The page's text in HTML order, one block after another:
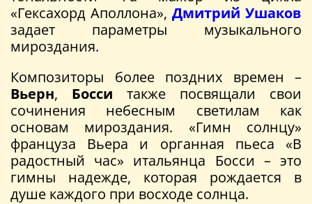
«Гексахорд Аполлона», Дмитрий Ушаков
задает параметры музыкального
мироздания.
Композиторы более поздних времен –
Вьерн, Босси также посвящали свои
сочинения небесным светилам как
основам мироздания. «Гимн солнцу»
француза Вьера и органная пьеса «В
радостный час» итальянца Босси – это
гимны надежде, которая рождается в
душе каждого при восходе солнца.